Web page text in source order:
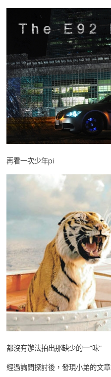
再看一次少年pi
都沒有辦法拍出那缺少的一”味”
經過詢問探討後，發現小弟的文章